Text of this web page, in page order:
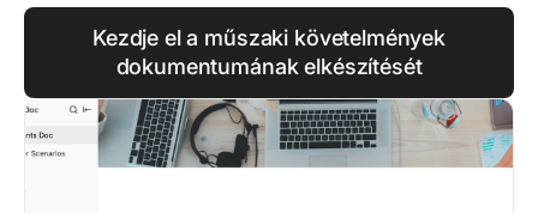
Kezdje el a műszaki követelmények
dokumentumának elkészítését